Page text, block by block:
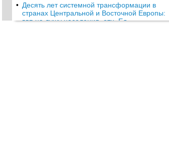
• Десять лет системной трансформации в
странах Центральной и Восточной Европы:
ввп на душу населения, отн. Ед.